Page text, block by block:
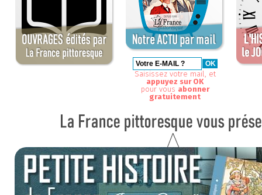
Saisissez votre mail, et
appuyez sur OK
pour vous abonner
gratuitement